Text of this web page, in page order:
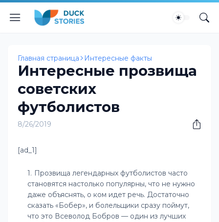
Главная страница Интересные факты
Интересные прозвища
советских
футболистов
8/26/2019
[ad_1]
Прозвища легендарных футболистов часто
становятся настолько популярны, что не нужно
даже объяснять, о ком идет речь. Достаточно
сказать «Бобер», и болельщики сразу поймут,
что это Всеволод Бобров — один из лучших